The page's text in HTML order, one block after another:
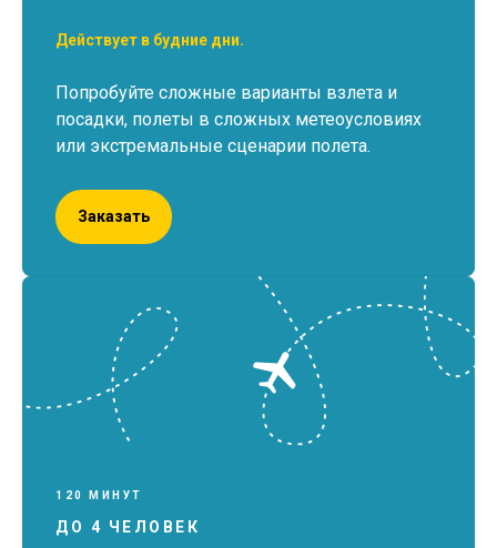
Действует в будние дни.
Попробуйте сложные варианты взлета и
посадки, полеты в сложных метеоусловиях
или экстремальные сценарии полета.
Заказать
120 МИНУТ
ДО 4 ЧЕЛОВЕК